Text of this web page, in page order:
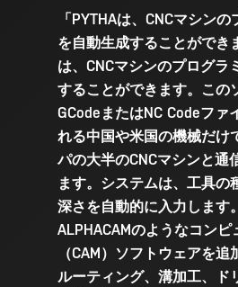
「PYTHAは、CNCマシン
を自動生成することができ
は、CNCマシンのプログラ
することができます。この
GCodeまたはNC Codeファ
れる中国や米国の機械だけ
パの大半のCNCマシンと通
ます。システムは、工具の
深さを自動的に入力します
ALPHACAMのようなコン
（CAM）ソフトウェアを追
ルーティング、溝加工、ド